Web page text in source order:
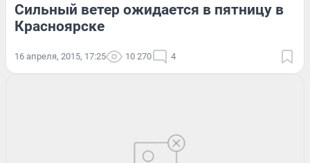
Сильный ветер ожидается в пятницу в
Красноярске
16 апреля, 2015, 17:25 10 270 4